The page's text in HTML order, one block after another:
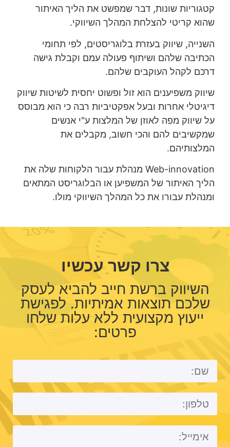
קטגוריות שונות, דבר שמפשט את הליך האיתור
שהוא קריטי להצלחת המהלך השיווקי.
השנייה, שיווק בעזרת בלוגריסטים, לפי תחומי
הכתיבה שלהם ושיתוף פעולה עמם וקבלת גישה
דרכם לקהל העוקבים שלהם.
שיווק משפיענים הוא זול ופשוט יחסית לשיטות שיווק
דיגיטלי אחרות ובעל אפקטיביות רבה כי הוא מבוסס
על שיווק מפה לאוזן של המלצות ע"י אנשים
שמקשיבים להם והכי חשוב, מקבלים את
המלצותיהם.
Web-innovation מנהלת עבור הלקוחות שלה את
הליך האיתור של המשפיען או הבלוגריסט המתאים
ומנהלת עבורו את כל המהלך השיווקי מולו.
צרו קשר עכשיו
השיווק ברשת חייב להביא לעסק
שלכם תוצאות אמיתיות. לפגישת
ייעוץ מקצועית ללא עלות שלחו
פרטים: